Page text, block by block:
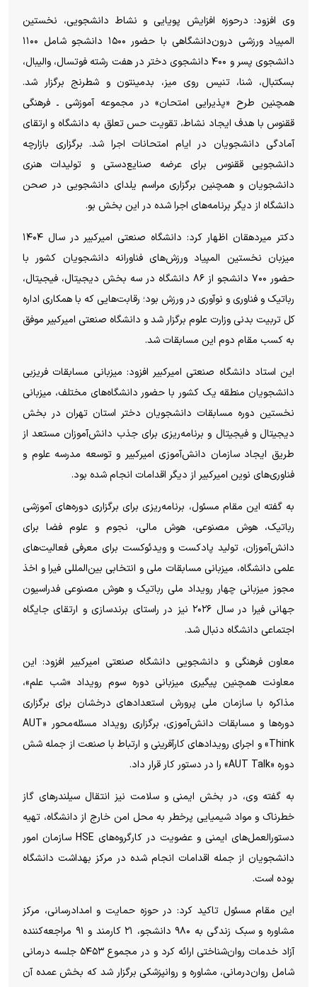
وی افزود: درحوزه افزایش پویایی و نشاط دانشجویی، نخستین
المپیاد ورزشی درون‌دانشگاهی با حضور ۱۵۰۰ دانشجو شامل ۱۱۰۰
دانشجوی پسر و ۴۰۰ دانشجوی دختر در هفت رشته فوتسال، والیبال،
بسکتبال، شنا، تنیس روی میز، بدمینتون و شطرنج برگزار شد.
همچنین طرح «پذیرایی امتحان» در مجموعه آموزشی ـ فرهنگی
ققنوس با هدف ایجاد نشاط، تقویت حس تعلق به دانشگاه و ارتقای
آمادگی دانشجویان در ایام امتحانات اجرا شد. برگزاری بازارچه
دانشجویی ققنوس برای عرضه صنایع‌دستی و تولیدات هنری
دانشجویان و همچنین برگزاری مراسم یلدای دانشجویی در صحن
دانشگاه از دیگر برنامه‌های اجرا شده در این بخش بو.
دکتر میردهقان اظهار کرد: دانشگاه صنعتی امیرکبیر در سال ۱۴۰۴
میزبان نخستین المپیاد ورزش‌های فناورانه دانشجویان کشور با
حضور ۷۰۰ دانشجو از ۸۶ دانشگاه در سه بخش دیجیتال، فیجیتال،
رباتیک و فناوری و نوآوری در ورزش بود؛ رقابت‌هایی که با همکاری اداره
کل تربیت بدنی وزارت علوم برگزار شد و دانشگاه صنعتی امیرکبیر موفق
به کسب مقام دوم این مسابقات شد.
این استاد دانشگاه صنعتی امیرکبیر افزود: میزبانی مسابقات فریزبی
دانشجویان منطقه یک کشور با حضور دانشگاه‌های مختلف، میزبانی
نخستین دوره مسابقات دانشجویان دختر استان تهران در بخش
دیجیتال و فیجیتال و برنامه‌ریزی برای جذب دانش‌آموزان مستعد از
طریق ایجاد سازمان دانش‌آموزی امیرکبیر و توسعه مدرسه علوم و
فناوری‌های نوین امیرکبیر از دیگر اقدامات انجام شده بود.
به گفته این مقام مسئول، برنامه‌ریزی برای برگزاری دوره‌های آموزشی
رباتیک، هوش مصنوعی، هوش مالی، نجوم و علوم فضا برای
دانش‌آموزان، تولید پادکست و ویدئوکست برای معرفی فعالیت‌های
علمی دانشگاه، میزبانی مسابقات ملی و انتخابی بین‌المللی فیرا و اخذ
مجوز میزبانی چهار رویداد ملی رباتیک و هوش مصنوعی فدراسیون
جهانی فیرا در سال ۲۰۲۶ نیز در راستای برند‌سازی و ارتقای جایگاه
اجتماعی دانشگاه دنبال شد.
معاون فرهنگی و دانشجویی دانشگاه صنعتی امیرکبیر افزود: این
معاونت همچنین پیگیری میزبانی دوره سوم رویداد «شب علم»،
مذاکره با سازمان ملی پرورش استعداد‌های درخشان برای برگزاری
دوره‌ها و مسابقات دانش‌آموزی، برگزاری رویداد مسئله‌محور «AUT
Think» و اجرای رویداد‌های کارآفرینی و ارتباط با صنعت از جمله شش
دوره «AUT Talk» را در دستور کار قرار داد.
به گفته وی، در بخش ایمنی و سلامت نیز انتقال سیلندر‌های گاز
خطرناک و مواد شیمیایی پرخطر به محل امن خارج از دانشگاه، تهیه
دستورالعمل‌های ایمنی و عضویت در کارگروه‌های HSE سازمان امور
دانشجویان از جمله اقدامات انجام شده در مرکز بهداشت دانشگاه
بوده است.
این مقام مسئول تاکید کرد: در حوزه حمایت و امدادرسانی، مرکز
مشاوره و سبک زندگی به ۹۸۰ دانشجو، ۲۱ کارمند و ۹۱ مراجعه‌کننده
آزاد خدمات روان‌شناختی ارائه کرد و در مجموع ۵۴۵۳ جلسه درمانی
شامل روان‌درمانی، مشاوره و روانپزشکی برگزار شد که بخش عمده آن